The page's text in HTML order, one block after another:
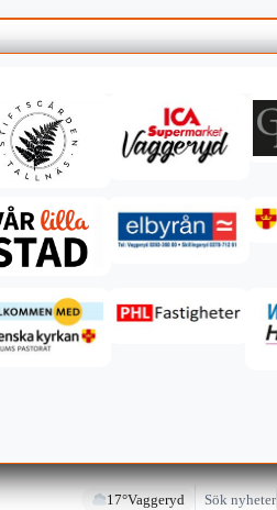
17°Vaggeryd Sök nyheter